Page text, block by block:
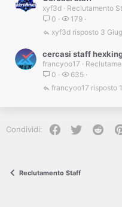
xyf3d
Reclutamento
0
179
3
xyf3d
cercasi staff
francyoo17
0
635
francyoo17
Condividi: Facebook
Twitter
Reclutamento Staff